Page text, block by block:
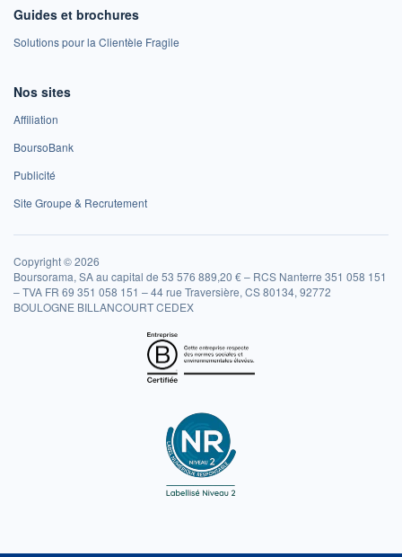
Guides et brochures
Solutions pour la Clientèle Fragile
Nos sites
Affiliation
BoursoBank
Publicité
Site Groupe & Recrutement
Copyright © 2026
Boursorama, SA au capital de 53 576 889,20 € – RCS Nanterre 351 058 151
– TVA FR 69 351 058 151 – 44 rue Traversière, CS 80134, 92772
BOULOGNE BILLANCOURT CEDEX